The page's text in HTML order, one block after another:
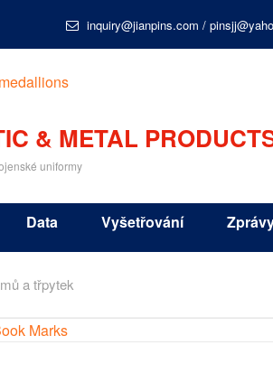
inquiry@jianpins.com /
& METAL
uniformy
Data Vyšetřování
a třpytek